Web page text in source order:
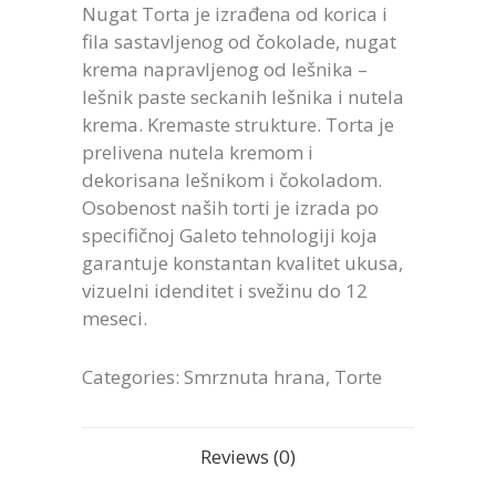
Nugat Torta je izrađena od korica i
fila sastavljenog od čokolade, nugat
krema napravljenog od lešnika –
lešnik paste seckanih lešnika i nutela
krema. Kremaste strukture. Torta je
prelivena nutela kremom i
dekorisana lešnikom i čokoladom.
Osobenost naših torti je izrada po
specifičnoj Galeto tehnologiji koja
garantuje konstantan kvalitet ukusa,
vizuelni idenditet i svežinu do 12
meseci.
Categories: Smrznuta hrana, Torte
Reviews (0)